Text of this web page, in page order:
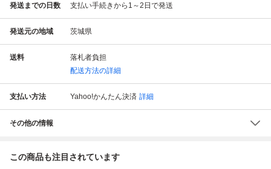
発送までの日数 支払い手続きから1～2日で発送
発送元の地域 茨城県
送料
落札者負担
配送方法の詳細
支払い方法 Yahoo!かんたん決済 詳細
その他の情報
この商品も注目されています